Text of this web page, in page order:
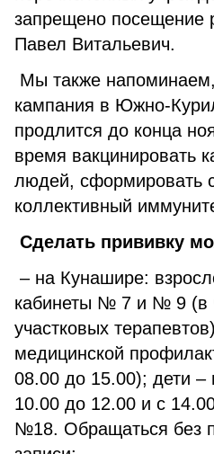
запрещено посещение
Павел Витальевич.
Мы также
кампания в Южно-
продлится до конца
время вакцинировать
людей, сформировать
коллективный
Сделать прививку
– на Кунашире:
кабинеты № 7 и № 9 (в
участковых
медицинской
08.00 до 15.00); дети –
10.00 до 12.00 и с
№18. Обращаться без